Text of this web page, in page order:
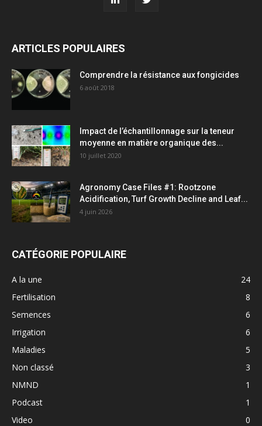
ARTICLES POPULAIRES
Comprendre la résistance aux fongicides
6 août 2018
Impact de l’échantillonnage sur la teneur
moyenne en matière organique des...
10 juillet 2020
Agronomy Case Files #1: Rootzone
Acidification, Turf Growth Decline and Leaf...
4 juin 2026
CATÉGORIE POPULAIRE
A la une
24
Fertilisation
8
Semences
6
Irrigation
6
Maladies
5
Non classé
3
NMND
1
Podcast
1
Video
0